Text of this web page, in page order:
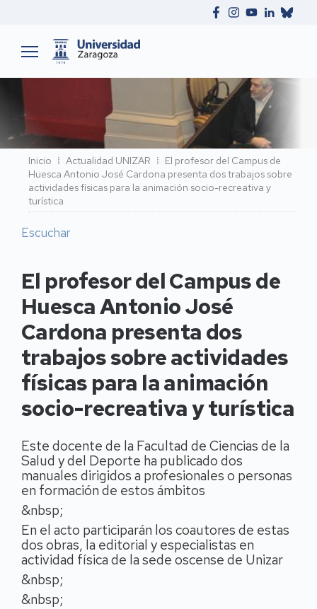
Ruta
de
navegación
Inicio Actualidad UNIZAR
El profesor del Campus de
Huesca Antonio José Cardona presenta dos trabajos sobre
actividades físicas para la animación socio-recreativa y
turística
Escuchar
El profesor del Campus de
Huesca Antonio José
Cardona presenta dos
trabajos sobre actividades
físicas para la animación
socio-recreativa y turística
Este docente de la Facultad de Ciencias de la
Salud y del Deporte ha publicado dos
manuales dirigidos a profesionales o personas
en formación de estos ámbitos
&nbsp;
En el acto participarán los coautores de estas
dos obras, la editorial y especialistas en
actividad física de la sede oscense de Unizar
&nbsp;
&nbsp;